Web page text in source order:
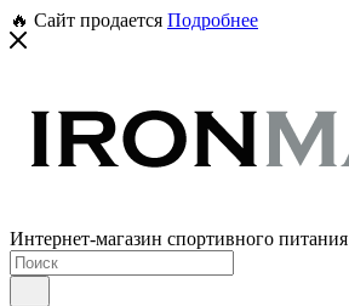
🔥 Сайт продается Подробнее
Интернет-магазин спортивного питания